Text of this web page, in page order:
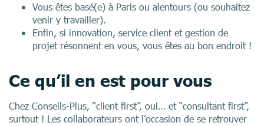
Vous êtes basé(e) à Paris ou alentours (ou souhaitez
venir y travailler).
Enfin, si innovation, service client et gestion de
projet résonnent en vous, vous êtes au bon endroit !
Ce qu’il en est pour vous
Chez Conseils-Plus, “client first”, oui… et “consultant first”,
surtout ! Les collaborateurs ont l’occasion de se retrouver